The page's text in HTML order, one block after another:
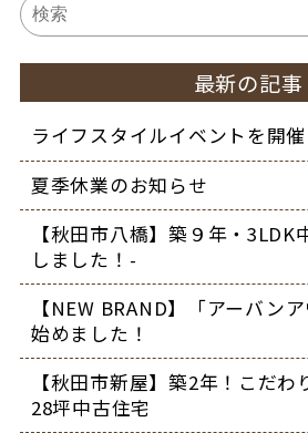
最新の記事
ライフスタイルイベントを開催
夏季休業のお知らせ
【秋田市八橋】築９年・3LDK
しました！-
【NEW BRAND】「アーバン
始めました！
【秋田市新屋】築2年！こだわ
28坪中古住宅